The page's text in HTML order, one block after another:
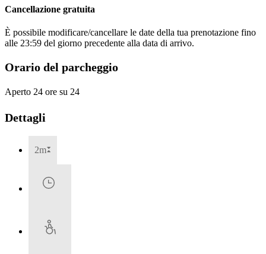
Cancellazione gratuita
È possibile modificare/cancellare le date della tua prenotazione fino
alle 23:59 del giorno precedente alla data di arrivo.
Orario del parcheggio
Aperto 24 ore su 24
Dettagli
2m